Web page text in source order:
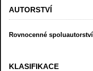
AUTORSTVÍ
Rovnocenné spoluautorství
KLASIFIKACE